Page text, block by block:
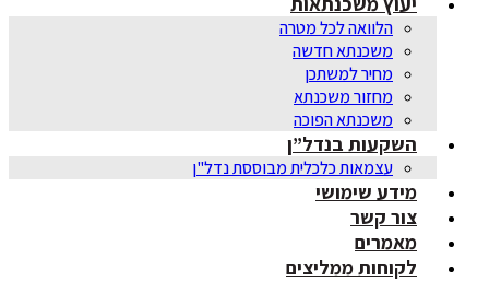
הלוואה לכל מטרה
משכנתא חדשה
מחיר למשתכן
מחזור משכנתא
משכנתא הפוכה
השקעות בנדל”ן
עצמאות כלכלית מבוססת נדל"ן
מידע שימושי
צור קשר
מאמרים
לקוחות ממליצים